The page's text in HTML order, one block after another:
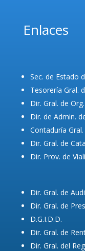
Enlaces
Sec. de Estado
Tesorería Gral.
Dir. Gral. de
Dir. de Admin.
Contaduría
Dir. Gral. de
Dir. Prov. de
Dir. Gral. de
Dir. Gral. de
D.G.I.D.D.
Dir. Gral. de
Dir. Gral. del